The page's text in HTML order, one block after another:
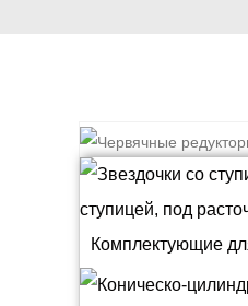
Комплектующие